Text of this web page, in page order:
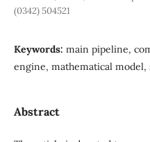
(0342) 504521
Keywords: main pipeline,
engine, mathematical model,
Abstract